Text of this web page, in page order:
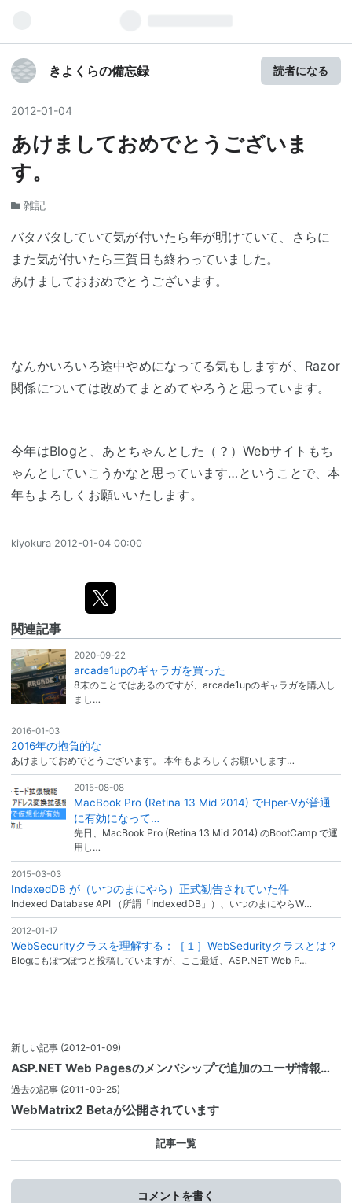
きよくらの備忘録 読者になる
2012-01-04
あけましておめでとうございま
す。
雑記
バタバタしていて気が付いたら年が明けていて、さらに
また気が付いたら三賀日も終わっていました。
あけましておおめでとうございます。
なんかいろいろ途中やめになってる気もしますが、Razor
関係については改めてまとめてやろうと思っています。
今年はBlogと、あとちゃんとした（？）Webサイトもち
ゃんとしていこうかなと思っています…ということで、本
年もよろしくお願いいたします。
kiyokura 2012-01-04 00:00
関連記事
2020-09-22
arcade1upのギャラガを買った
8末のことではあるのですが、arcade1upのギャラガを購入し
まし…
2016-01-03
2016年の抱負的な
あけましておめでとうございます。 本年もよろしくお願いします…
2015-08-08
MacBook Pro (Retina 13 Mid 2014) でHper-Vが普通
に有効になって…
先日、MacBook Pro (Retina 13 Mid 2014) のBootCamp で運
用し…
2015-03-03
IndexedDB が（いつのまにやら）正式勧告されていた件
Indexed Database API （所謂「IndexedDB」）、いつのまにやらW…
2012-01-17
WebSecurityクラスを理解する：［１］WebSedurityクラスとは？
Blogにもぽつぽつと投稿していますが、ここ最近、ASP.NET Web P…
新しい記事 (2012-01-09)
ASP.NET Web Pagesのメンバシップで追加のユーザ情報…
過去の記事 (2011-09-25)
WebMatrix2 Betaが公開されています
記事一覧
コメントを書く